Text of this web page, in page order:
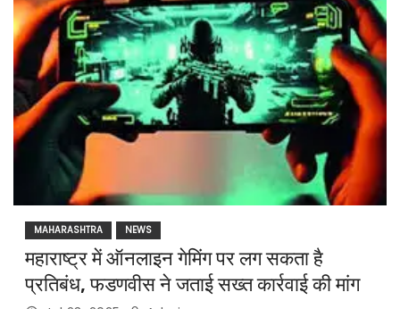
MAHARASHTRA NEWS
महाराष्ट्र में ऑनलाइन गेमिंग पर लग सकता है
प्रतिबंध, फडणवीस ने जताई सख्त कार्रवाई की मांग